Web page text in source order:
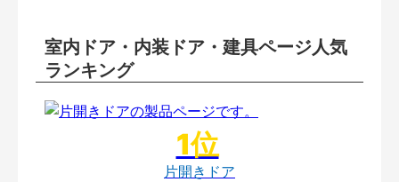
室内ドア・内装ドア・建具ページ人気
ランキング
片開きドア